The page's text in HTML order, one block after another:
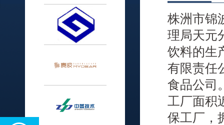
株洲市锦
理局天元
饮料的生
有限责任
食品公司
工厂面积
保工厂，